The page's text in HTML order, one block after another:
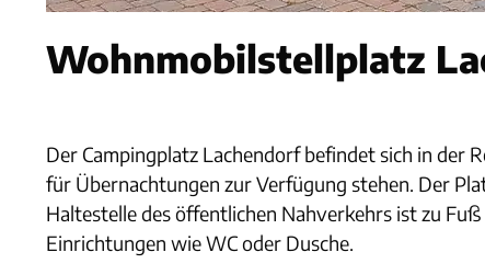
Wohnmobilstellplatz
Der Campingplatz Lachendorf befindet sich in der
für Übernachtungen zur Verfügung stehen. Der
Haltestelle des öffentlichen Nahverkehrs ist zu
Einrichtungen wie WC oder Dusche.